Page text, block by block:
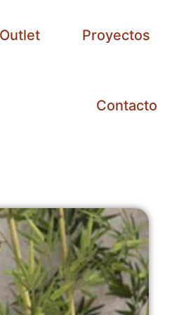
Proyectos
Contacto